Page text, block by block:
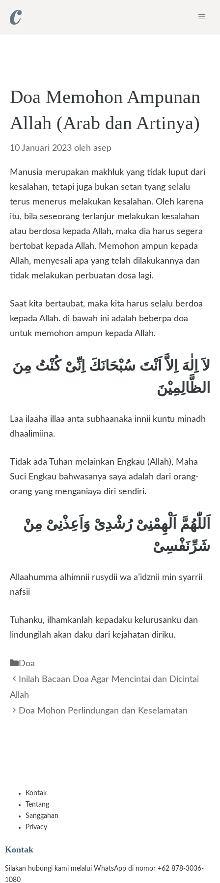
Doa Memohon Ampunan
Allah (Arab dan Artinya)
10 Januari 2023 oleh asep
Manusia merupakan makhluk yang tidak luput dari
kesalahan, tetapi juga bukan setan tyang selalu
terus menerus melakukan kesalahan. Oleh karena
itu, bila seseorang terlanjur melakukan kesalahan
atau berdosa kepada Allah, maka dia harus segera
bertobat kepada Allah. Memohon ampun kepada
Allah, menyesali apa yang telah dilakukannya dan
tidak melakukan perbuatan dosa lagi.
Saat kita bertaubat, maka kita harus selalu berdoa
kepada Allah. di bawah ini adalah beberpa doa
untuk memohon ampun kepada Allah.
لاَ اِلٰهَ اِلاَّ اَنْتَ سُبْحَانَكَ اِنِّىْ كُنْتُ مِنَ
الظَّالِمِيْنَ
Laa ilaaha illaa anta subhaanaka innii kuntu minadh
dhaalimiina.
Tidak ada Tuhan melainkan Engkau (Allah), Maha
Suci Engkau bahwasanya saya adalah dari orang-
orang yang menganiaya diri sendiri.
اَللّٰهُمَّ اَلْهِمْنِىْ رُشْدِىْ وَاَعِذْنِىْ مِنْ
شَرِّنَفْسِىْ
Allaahumma alhimnii rusydii wa a’idznii min syarrii
nafsii
Tuhanku, ilhamkanlah kepadaku kelurusanku dan
lindungilah akan daku dari kejahatan diriku.
Kategori
Doa
Inilah Bacaan Doa Agar Mencintai dan Dicintai
Allah
Doa Mohon Perlindungan dan Keselamatan
Kontak
Tentang
Sanggahan
Privacy
Kontak
Silakan hubungi kami melalui WhatsApp di nomor +62 878-3036-
1080